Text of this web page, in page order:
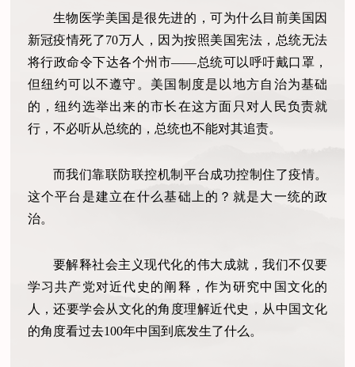
生物医学美国是很先进的，可为什么目前美国因
新冠疫情死了70万人，因为按照美国宪法，总统无法
将行政命令下达各个州市——总统可以呼吁戴口罩，
但纽约可以不遵守。美国制度是以地方自治为基础
的，纽约选举出来的市长在这方面只对人民负责就
行，不必听从总统的，总统也不能对其追责。
而我们靠联防联控机制平台成功控制住了疫情。
这个平台是建立在什么基础上的？就是大一统的政
治。
要解释社会主义现代化的伟大成就，我们不仅要
学习共产党对近代史的阐释，作为研究中国文化的
人，还要学会从文化的角度理解近代史，从中国文化
的角度看过去100年中国到底发生了什么。